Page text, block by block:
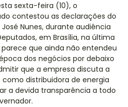
sexta-feira (10), o
contestou as declarações do
Nunes, durante audiência
em Brasília, na última
que ainda não entendeu
dos negócios por debaixo
que a empresa discuta a
distribuidora de energia
a devida transparência a todo